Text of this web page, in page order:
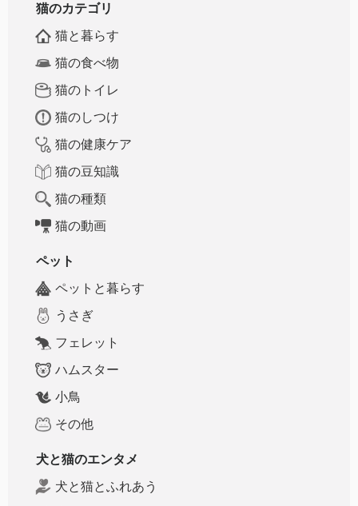
猫のカテゴリ
猫と暮らす
猫の食べ物
猫のトイレ
猫のしつけ
猫の健康ケア
猫の豆知識
猫の種類
猫の動画
ペット
ペットと暮らす
うさぎ
フェレット
ハムスター
小鳥
その他
犬と猫のエンタメ
犬と猫とふれあう